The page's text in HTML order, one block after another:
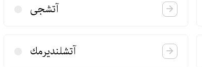
آتشجی
آتشلندیرمك